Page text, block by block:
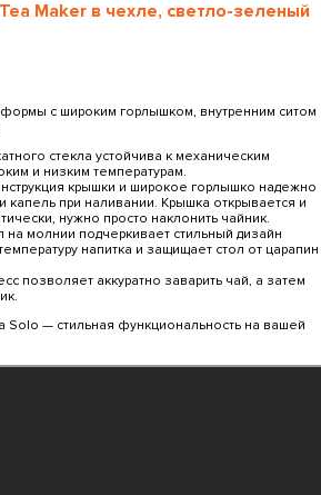
Maker в чехле, светло-зеленый
с широким горлышком, внутренним ситом
стекла устойчива к механическим
и низким температурам.
крышки и широкое горлышко надежно
капель при наливании. Крышка открывается и
нужно просто наклонить чайник.
молнии подчеркивает стильный дизайн
напитка и защищает стол от царапин
позволяет аккуратно заварить чай, а затем
Solo — стильная функциональность на вашей